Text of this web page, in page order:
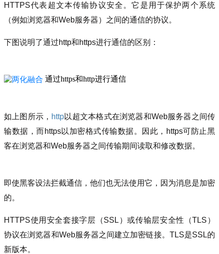
HTTPS代表超文本传输协议安全。它是用于保护两个系统
（例如浏览器和Web服务器）之间的通信的协议。
下图说明了通过http和https进行通信的区别：
通过https和http进行通信
如上图所示， http以超文本格式在浏览器和Web服务器之间传
输数据，而https以加密格式传输数据。 因此，https可防止黑
客在浏览器和Web服务器之间传输期间读取和修改数据。
即使黑客设法拦截通信，他们也无法使用它，因为消息是加密
的。
HTTPS使用安全套接字层（SSL）或传输层安全性（TLS）
协议在浏览器和Web服务器之间建立加密链接。 TLS是SSL的
新版本。